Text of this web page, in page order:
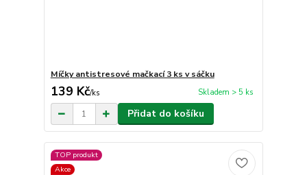
Míčky antistresové mačkací 3 ks v sáčku
139 Kč/ks Skladem > 5 ks
Přidat do košíku
TOP produkt
Akce